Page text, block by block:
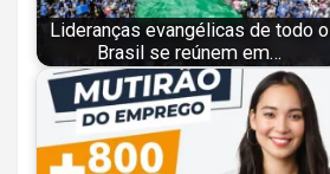
Lideranças evangélicas de todo o
Brasil se reúnem em…